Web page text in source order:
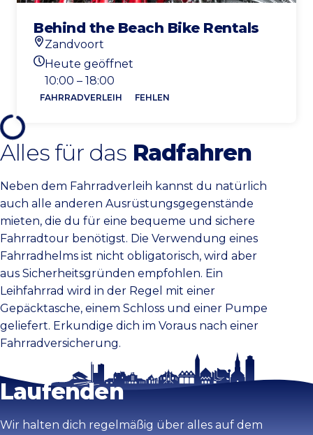
Behind the Beach Bike Rentals
Standort
Zandvoort
Heutigen Öffnungszeiten
Heute geöffnet
10:00 – 18:00
FAHRRADVERLEIH FEHLEN
Alles für das Radfahren
Neben dem Fahrradverleih kannst du natürlich
auch alle anderen Ausrüstungsgegenstände
mieten, die du für eine bequeme und sichere
Fahrradtour benötigst. Die Verwendung eines
Fahrradhelms ist nicht obligatorisch, wird aber
aus Sicherheitsgründen empfohlen. Ein
Leihfahrrad wird in der Regel mit einer
Gepäcktasche, einem Schloss und einer Pumpe
geliefert. Erkundige dich im Voraus nach einer
Fahrradversicherung.
Bleib auf dem
Laufenden
Wir halten dich regelmäßig über alles auf dem